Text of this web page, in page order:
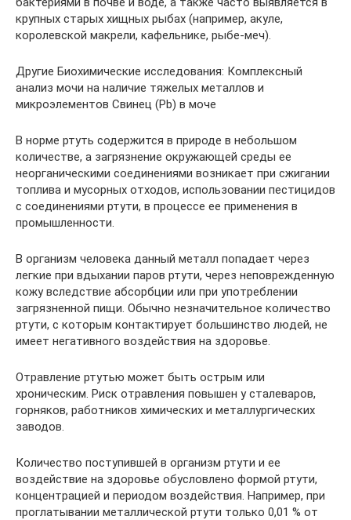
крупных старых хищных рыбах (например, акуле,
королевской макрели, кафельнике, рыбе-меч).
Другие Биохимические исследования: Комплексный
анализ мочи на наличие тяжелых металлов и
микроэлементов Свинец (Pb) в моче
В норме ртуть содержится в природе в небольшом
количестве, а загрязнение окружающей среды ее
неорганическими соединениями возникает при сжигании
топлива и мусорных отходов, использовании пестицидов
с соединениями ртути, в процессе ее применения в
промышленности.
В организм человека данный металл попадает через
легкие при вдыхании паров ртути, через неповрежденную
кожу вследствие абсорбции или при употреблении
загрязненной пищи. Обычно незначительное количество
ртути, с которым контактирует большинство людей, не
имеет негативного воздействия на здоровье.
Отравление ртутью может быть острым или
хроническим. Риск отравления повышен у сталеваров,
горняков, работников химических и металлургических
заводов.
Количество поступившей в организм ртути и ее
воздействие на здоровье обусловлено формой ртути,
концентрацией и периодом воздействия. Например, при
проглатывании металлической ртути только 0,01 % от